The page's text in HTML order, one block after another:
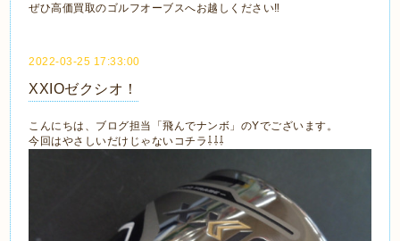
ぜひ高価買取のゴルフオーブスへお越しください‼
2022-03-25 17:33:00
XXIOゼクシオ！
こんにちは、ブログ担当「飛んでナンボ」のYでございます。
今回はやさしいだけじゃないコチラ⇩⇩⇩